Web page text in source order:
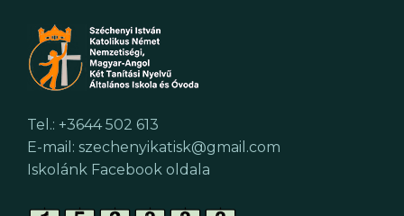
Tel.: +3644 502 613
E-mail: szechenyikatisk@gmail.com
Iskolánk Facebook oldala